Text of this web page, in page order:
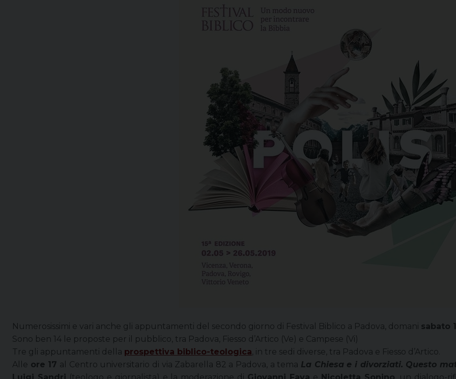
Numerosissimi e vari anche gli appuntamenti del secondo giorno di Festival Biblico a Padova, domani sabato
Sono ben 14 le proposte per il pubblico, tra Padova, Fiesso d’Artico (Ve) e Campese (Vi)
Tre gli appuntamenti della prospettiva biblico-teologica , in tre sedi diverse, tra Padova e Fiesso d’Artico.
Alle ore 17 al Centro universitario di via Zabarella 82 a Padova, a tema La Chiesa e i divorziati. Questo